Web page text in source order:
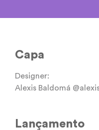
Capa
Designer:
Alexis Baldomá
Lançamento